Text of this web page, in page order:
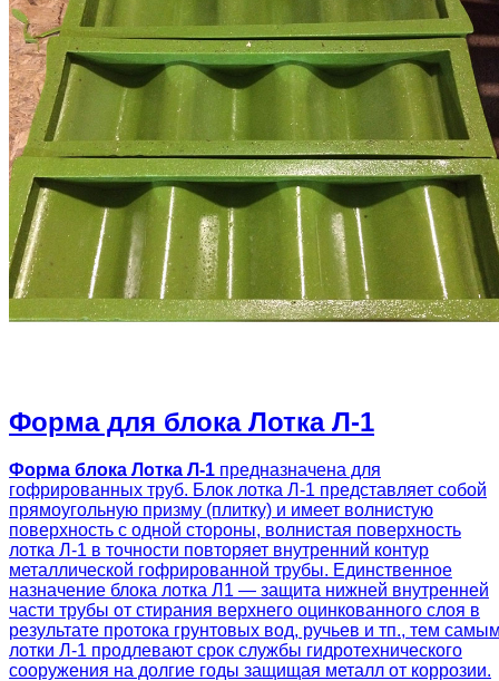
Форма для блока Лотка Л-1
Форма блока Лотка Л-1 предназначена для
гофрированных труб. Блок лотка Л-1 представляет собой
прямоугольную призму (плитку) и имеет волнистую
поверхность с одной стороны, волнистая поверхность
лотка Л-1 в точности повторяет внутренний контур
металлической гофрированной трубы. Единственное
назначение блока лотка Л1 ― защита нижней внутренней
части трубы от стирания верхнего оцинкованного слоя в
результате протока грунтовых вод, ручьев и тп., тем
лотки Л-1 продлевают срок службы гидротехнического
сооружения на долгие годы защищая металл от коррозии.